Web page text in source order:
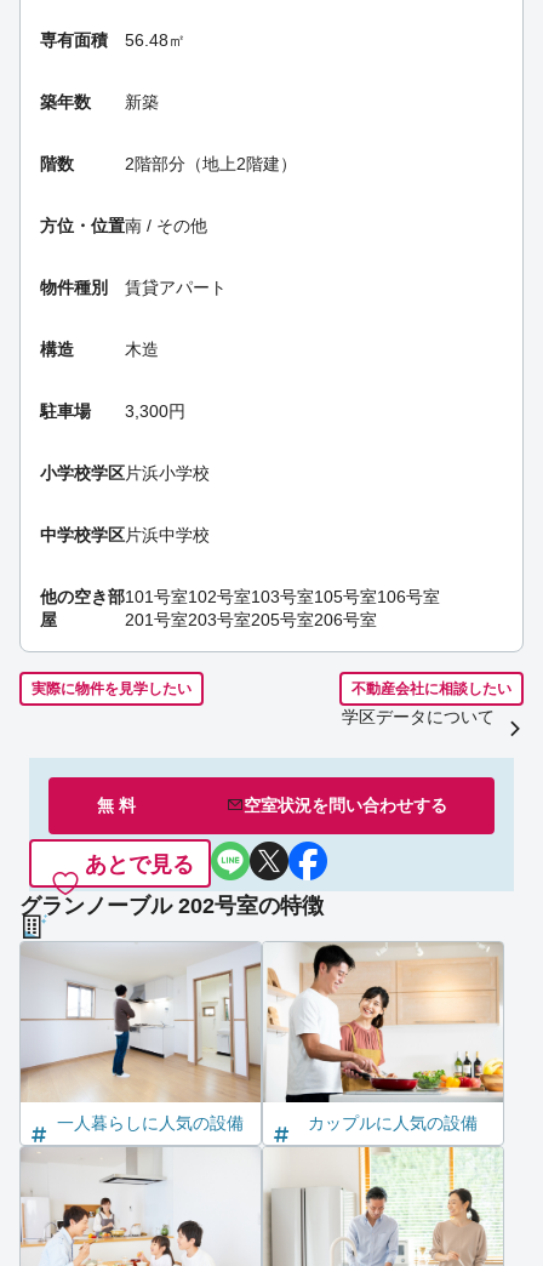
専有面積 56.48㎡
築年数 新築
階数 2階部分（地上2階建）
方位・位置南 / その他
物件種別 賃貸アパート
構造 木造
駐車場 3,300円
小学校学区片浜小学校
中学校学区片浜中学校
他の空き部
屋
101号室102号室103号室105号室106号室
201号室203号室205号室206号室
実際に物件を見学したい 不動産会社に相談したい
学区データについて
無 料 空室状況を問い合わせする
あとで見る
グランノーブル 202号室の特徴
一人暮らしに人気の設備 カップルに人気の設備